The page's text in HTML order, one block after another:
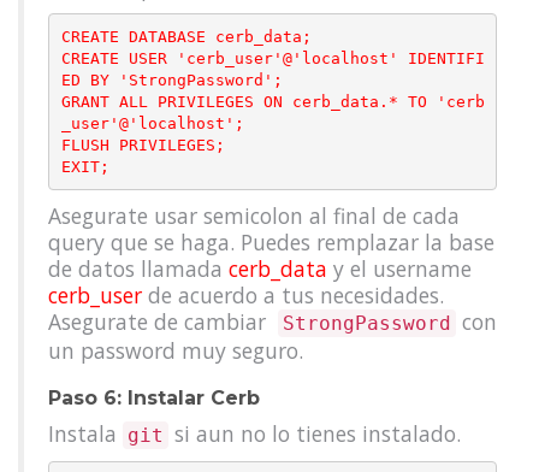
CREATE DATABASE cerb_data;
CREATE USER 'cerb_user'@'localhost' IDENTIFI
ED BY 'StrongPassword';
GRANT ALL PRIVILEGES ON cerb_data.* TO 'cerb
_user'@'localhost';
FLUSH PRIVILEGES;
Asegurate usar semicolon al final de cada
query que se haga. Puedes remplazar la base
de datos llamada cerb_data y el username
cerb_user de acuerdo a tus necesidades.
Asegurate de cambiar
StrongPassword con
un password muy seguro.
Paso 6: Instalar Cerb
Instala git si aun no lo tienes instalado.